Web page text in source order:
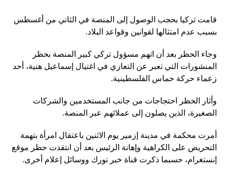
قامت تركيا بحجب الوصول إلى المنصة في الثاني من أغسطس
بسبب عدم امتثالها لقوانين وقواعد البلاد.
وجاء الحظر بعد أن اتهم مسؤول تركي كبير المنصة بحظر
المنشورات التي تعبر عن التعازي في اغتيال إسماعيل هنية، أحد
زعماء حركة حماس الفلسطينية.
وأثار الحظر احتجاجات من جانب المستخدمين والشركات
الصغيرة، الذين يصلون إلى عملائهم عبر المنصة.
أمرت محكمة في مدينة إزمير يوم الاثنين باعتقال امرأة بتهمة
التحريض على الكراهية وإهانة الرئيس بعد أن انتقدت حظر موقع
إنستغرام، حسبما ذكرت قناة خبر تورك ووسائل إعلام أخرى.